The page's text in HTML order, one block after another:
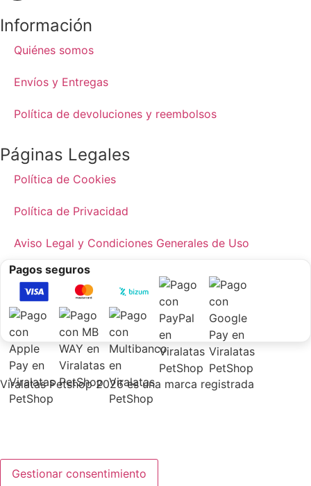
Información
Quiénes somos
Envíos y Entregas
Política de devoluciones y reembolsos
Páginas Legales
Política de Cookies
Política de Privacidad
Aviso Legal y Condiciones Generales de Uso
Pagos seguros
Viralatas Petshop 2026 es una marca registrada
Gestionar consentimiento